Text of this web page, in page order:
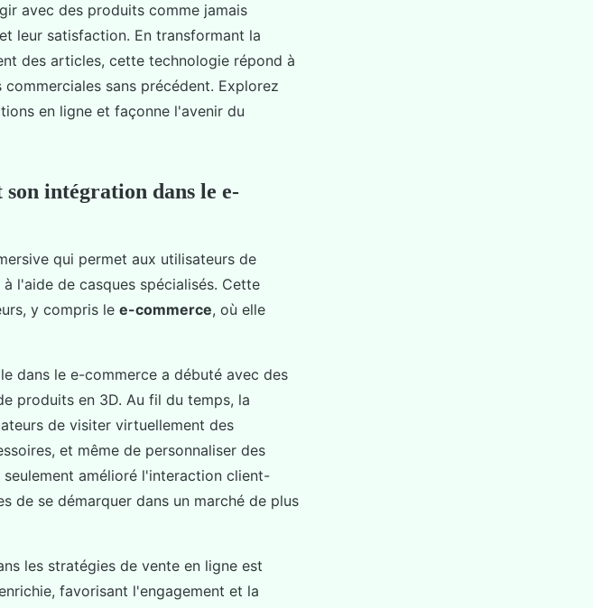
avec des produits comme jamais
leur satisfaction. En transformant la
des articles, cette technologie répond à
sans précédent. Explorez
en ligne et façonne l'avenir du
intégration dans le e-
qui permet aux utilisateurs de
l'aide de casques spécialisés. Cette
y compris le e-commerce, où elle
dans le e-commerce a débuté avec des
produits en 3D. Au fil du temps, la
de visiter virtuellement des
et même de personnaliser des
seulement amélioré l'interaction client-
de se démarquer dans un marché de plus
les stratégies de vente en ligne est
favorisant l'engagement et la